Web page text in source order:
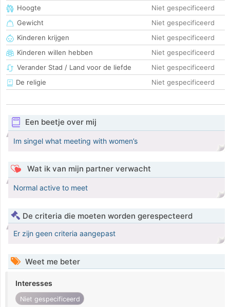
Hoogte
Niet gespecificeerd
Gewicht
Niet gespecificeerd
Kinderen krijgen
Niet gespecificeerd
Kinderen willen hebben
Niet gespecificeerd
Verander Stad / Land voor de liefde
Niet gespecificeerd
De religie
Niet gespecificeerd
Een beetje over mij
Im singel what meeting with women’s
Wat ik van mijn partner verwacht
Normal active to meet
De criteria die moeten worden gerespecteerd
Er zijn geen criteria aangepast
Weet me beter
Interesses
Niet gespecificeerd